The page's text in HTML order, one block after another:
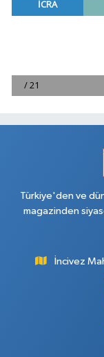
Türkiye'den ve
magazinden
İncivez